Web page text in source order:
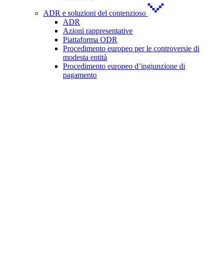
ADR e soluzioni del contenzioso
ADR
Azioni rappresentative
Piattaforma ODR
Procedimento europeo per le controversie di
modesta entità
Procedimento europeo d’ingiunzione di
pagamento